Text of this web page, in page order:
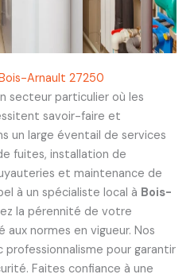
Arnault 27250
secteur particulier où les
savoir-faire et
un large éventail de services
fuites, installation de
et maintenance de
à un spécialiste local à Bois-
la pérennité de votre
normes en vigueur. Nos
pour garantir
Faites confiance à une